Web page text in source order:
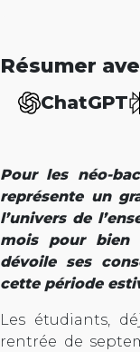
Résumer
ChatGPT
Pour les néo-
représente un
l’univers de
mois pour bien
dévoile ses
cette période
Les étudiants,
rentrée de